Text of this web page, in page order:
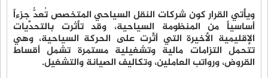
ويأتي القرار كون شركات النقل السياحي المتخصص تُعدُّ جزءاً
أساسياً من المنظومة السياحية، وقد تأثرت بالتحدِّيات
الإقليمية الأخيرة التي أثَّرت على الحركة السياحية، وهي
تتحمل التزامات مالية وتشغيلية مستمرة تشمل أقساط
القروض، ورواتب العاملين، وتكاليف الصيانة والتشغيل.